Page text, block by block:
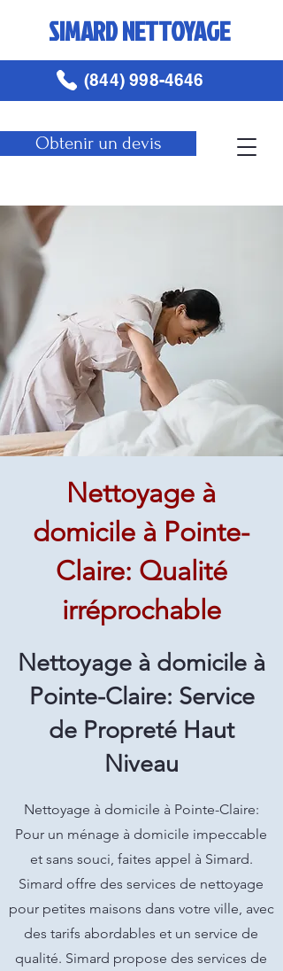
SIMARD NETTOYAGE
Obtenir un devis
(844) 998-4646
Nettoyage à
domicile à Pointe-
Claire: Qualité
irréprochable
Nettoyage à domicile à
Pointe-Claire: Service
de Propreté Haut
Niveau
Nettoyage à domicile à Pointe-Claire:
Pour un ménage à domicile impeccable
et sans souci, faites appel à Simard.
Simard offre des services de nettoyage
pour petites maisons dans votre ville, avec
des tarifs abordables et un service de
qualité. Simard propose des services de